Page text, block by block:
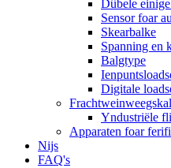
Dûbele
Sensor foar
Skearbalke
Spanning en
Balgtype
Digitale
Yndustriële
Apparaten foar
Nijs
FAQ's